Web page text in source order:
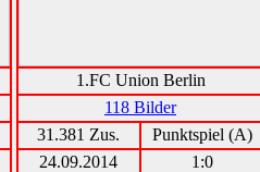
1.FC Union Berlin
118 Bilder
31.381 Zus.
Punktspiel (A)
24.09.2014
1:0